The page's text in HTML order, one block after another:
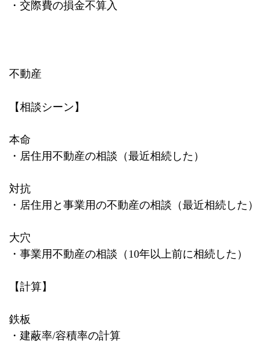
・交際費の損金不算入
不動産
【相談シーン】
本命
・居住用不動産の相談（最近相続した）
対抗
・居住用と事業用の不動産の相談（最近相続した）
大穴
・事業用不動産の相談（ 10年以上前に相続した）
【計算】
鉄板
・建蔽率/容積率の計算